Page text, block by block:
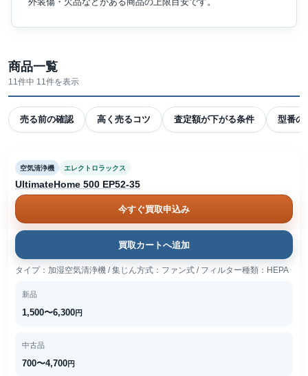
商品一覧
11件中 11件を表示
売る前の確認 高く売るコツ 査定額が下がる条件 型番の
空気清浄機 エレクトロラックス
UltimateHome 500 EP52-35
今すぐ買取申込み
買取カートへ追加
タイプ：加湿空気清浄機 / 集じん方式：ファン式 / フィルター種類：HEPA
新品
1,500〜6,300円
中古品
700〜4,700円